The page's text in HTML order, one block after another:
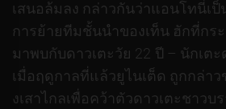
เสนอล้มลง กล่าวกันว่าแอนโทนี่เป็
การย้ายทีมชั้นนําของเท็น ฮักที่กร
มาพบกับดาวเตะวัย 22 ปี – นักเต
เมื่อฤดูกาลที่แล้วยูไนเต็ด ถูกกล่า
งเสาไกลเพื่อคว้าตัวดาวเตะชาวบ